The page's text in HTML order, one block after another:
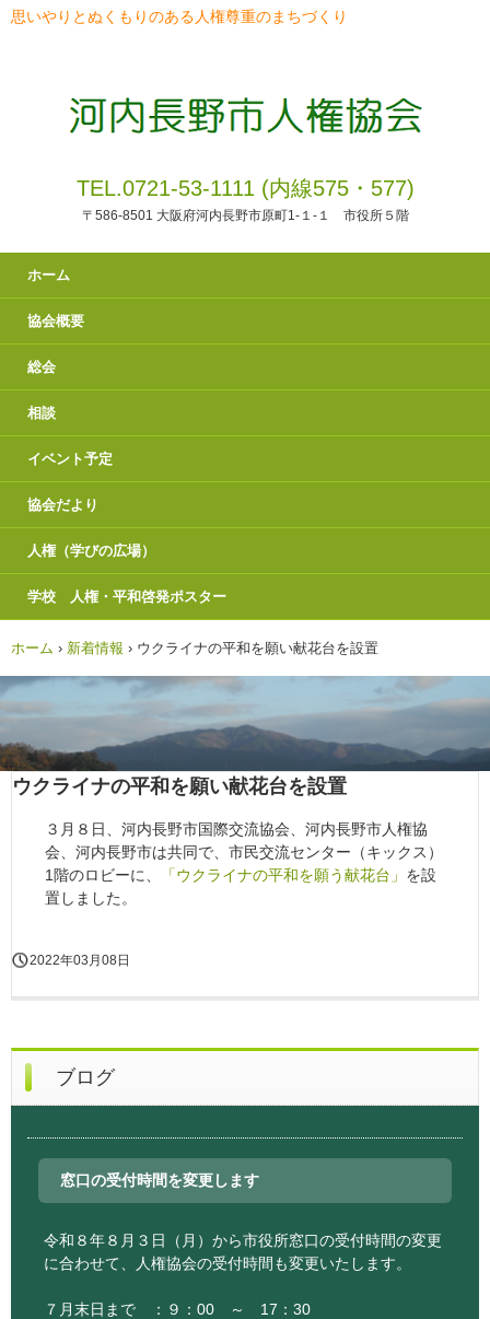
思いやりとぬくもりのある人権尊重のまちづくり
TEL.0721-53-1111 (内線575・577)
〒586-8501 大阪府河内長野市原町1-１-１ 市役所５階
ホーム
協会概要
総会
相談
イベント予定
協会だより
人権（学びの広場）
学校 人権・平和啓発ポスター
ホーム › 新着情報 › ウクライナの平和を願い献花台を設置
ウクライナの平和を願い献花台を設置
３月８日、河内長野市国際交流協会、河内長野市人権協
会、河内長野市は共同で、市民交流センター（キックス）
1階のロビーに、
「ウクライナの平和を願う献花台」 を設
置しました。
2022年03月08日
ブログ
窓口の受付時間を変更します
令和８年８月３日（月）から市役所窓口の受付時間の変更
に合わせて、人権協会の受付時間も変更いたします。
７月末日まで ：９：00 ～ 17：30